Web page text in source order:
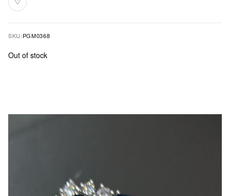
Add
to
SKU:PGM0368
Out of stock